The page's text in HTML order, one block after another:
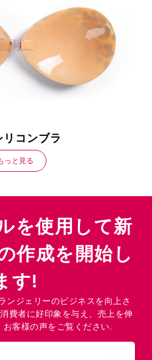
リコンブラ
っと見る
を使用して新
作成を開始し
す!
ンジェリーのビジネスを向上さ
費者に好印象を与え、売上を伸
客様の声をご覧ください.